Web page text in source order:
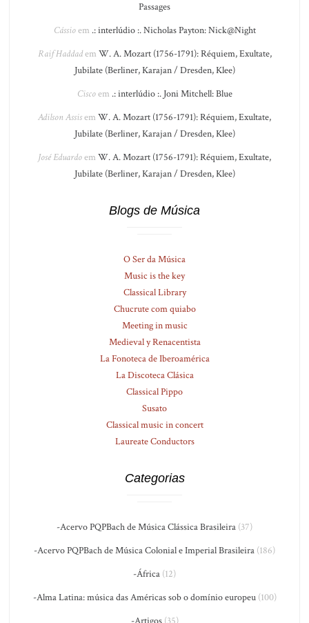
Passages
Cássioem .: interlúdio :. Nicholas Payton: Nick@Night
Raif Haddadem W. A. Mozart (1756-1791): Réquiem, Exultate,
Jubilate (Berliner, Karajan / Dresden, Klee)
Ciscoem .: interlúdio :. Joni Mitchell: Blue
Adilson Assisem W. A. Mozart (1756-1791): Réquiem, Exultate,
Jubilate (Berliner, Karajan / Dresden, Klee)
José Eduardoem W. A. Mozart (1756-1791): Réquiem, Exultate,
Jubilate (Berliner, Karajan / Dresden, Klee)
Blogs de Música
O Ser da Música
Music is the key
Classical Library
Chucrute com quiabo
Meeting in music
Medieval y Renacentista
La Fonoteca de Iberoamérica
La Discoteca Clásica
Classical Pippo
Susato
Classical music in concert
Laureate Conductors
Categorias
-Acervo PQPBach de Música Clássica Brasileira (37)
-Acervo PQPBach de Música Colonial e Imperial Brasileira (186)
-África (12)
-Alma Latina: música das Américas sob o domínio europeu(100)